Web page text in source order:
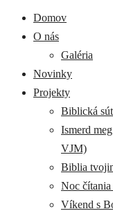
Domov
O nás
Galéria
Novinky
Projekty
Biblická
Ismerd
VJM)
Biblia
Noc
Víkend s